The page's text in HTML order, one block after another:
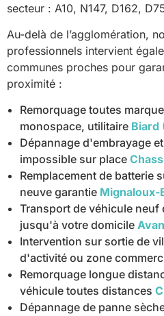
secteur : A10, N147, D162,
Au-delà de l’agglomération,
professionnels intervient
communes proches pour
proximité :
Remorquage toutes
monospace, utilitaire Biard
Dépannage d'embrayage
impossible sur place
Remplacement de batterie
neuve garantie Mignaloux-
Transport de véhicule
jusqu'à votre domicile
Intervention sur sortie de
d'activité ou zone
Remorquage longue
véhicule toutes distances
Dépannage de panne